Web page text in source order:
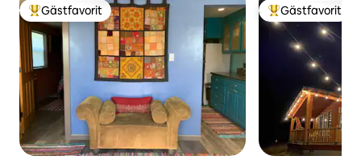
Populär gästfavorit
Gästfavorit Populär
Gästfavorit